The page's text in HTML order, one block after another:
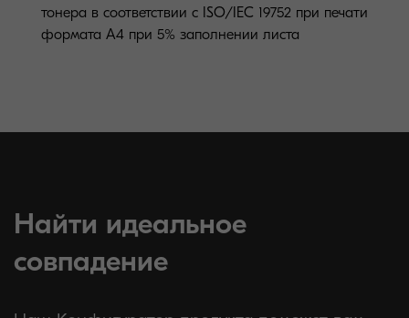
тонера в соответствии с ISO/IEC 19752 при печати
формата А4 при 5% заполнении листа
Найти идеальное
совпадение